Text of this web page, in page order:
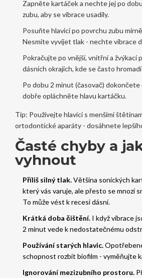
Zapněte kartáček a nechte jej po
zubu, aby se vibrace usadily.
Posuňte hlavici po povrchu zubu
Nesmíte vyvíjet tlak - nechte vibrace
Pokračujte po vnější, vnitřní a žvýkací
dásních okrajích, kde se často
Po dobu 2 minut (časovač)
dobře opláchněte hlavu kartáčku.
Tip: Používejte hlavici s menšími
ortodontické aparáty - dosáhnete
Časté chyby a
vyhnout
Příliš silný tlak.Většina sonických
který vás varuje, ale přesto se mnozí
To může vést k recesi dásní.
Krátká doba čištění.I když vibrace
2 minut vede k nedostatečnému
Používání starých hlavic.
schopnost rozbít biofilm - vyměňujte
Ignorování mezizubního prostoru.